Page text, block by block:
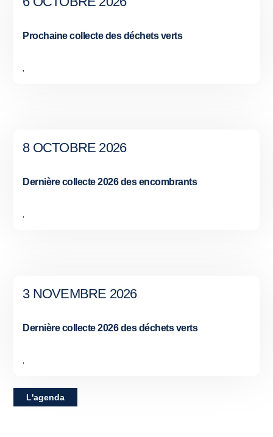
Prochaine collecte des déchets verts
8 OCTOBRE 2026
Dernière collecte 2026 des encombrants
3 NOVEMBRE 2026
Dernière collecte 2026 des déchets verts
L'agenda